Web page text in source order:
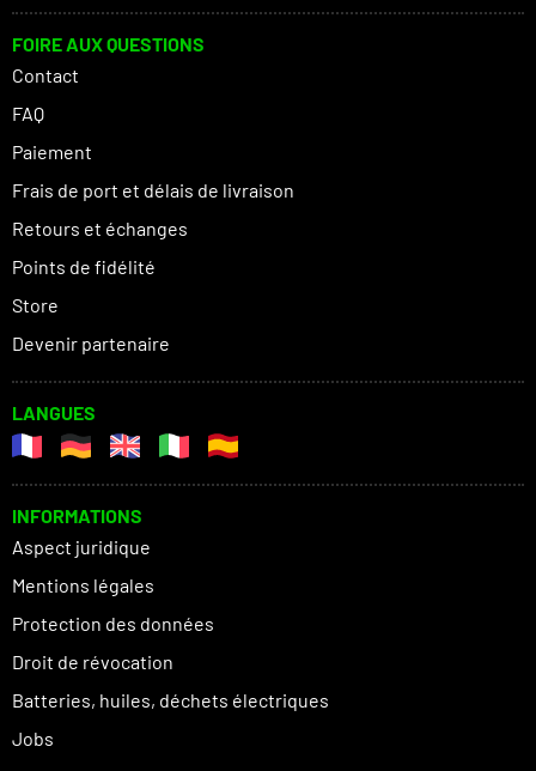
FOIRE AUX QUESTIONS
Contact
FAQ
Paiement
Frais de port et délais de livraison
Retours et échanges
Points de fidélité
Store
Devenir partenaire
LANGUES
INFORMATIONS
Aspect juridique
Mentions légales
Protection des données
Droit de révocation
Batteries, huiles, déchets électriques
Jobs